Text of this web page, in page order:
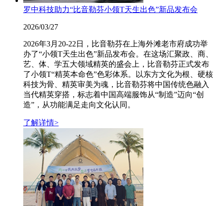
罗中科技助力“比音勒芬小领T天生出色”新品发布会
2026/03/27
2026年3月20-22日，比音勒芬在上海外滩老市府成功举
办了“小领T天生出色”新品发布会。在这场汇聚政、商、
艺、体、学五大领域精英的盛会上，比音勒芬正式发布
了小领T“精英本命色”色彩体系。以东方文化为根、硬核
科技为骨、精英审美为魂，比音勒芬将中国传统色融入
当代精英穿搭，标志着中国高端服饰从“制造”迈向“创
造”，从功能满足走向文化认同。
了解详情>